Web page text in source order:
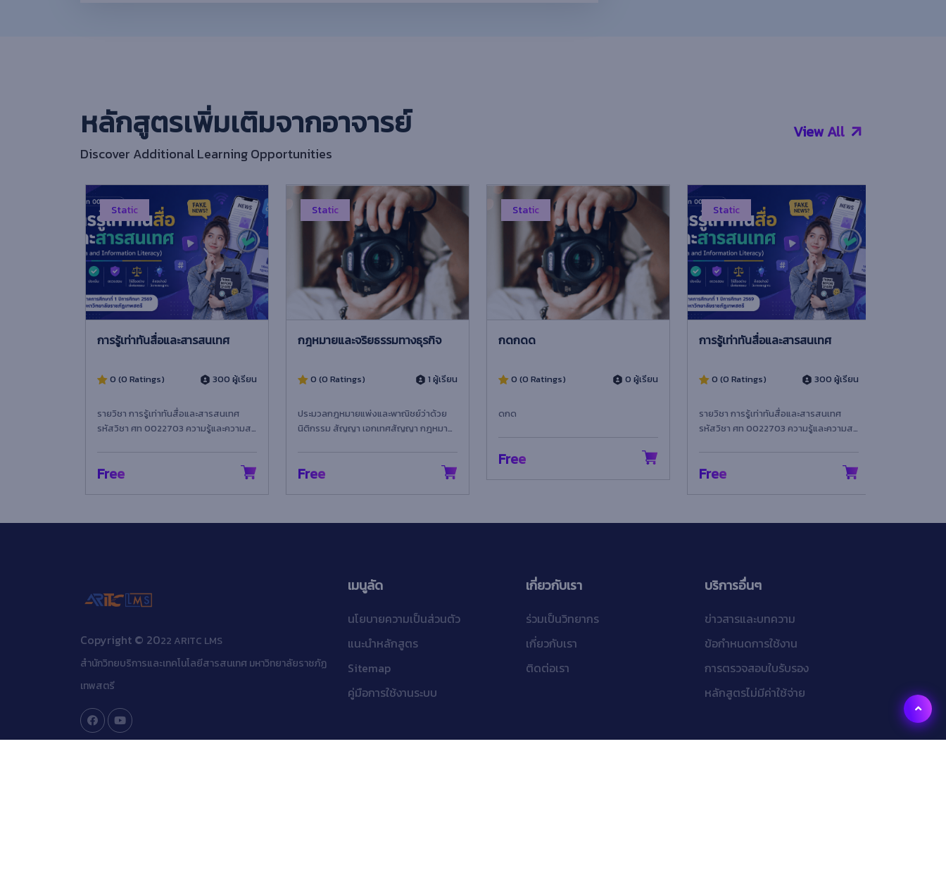
หลักสูตรเพิ่มเติมจากอาจารย์
Discover Additional Learning Opportunities
View All
Static
การรู้เท่าทันสื่อและสารสนเทศ
0 (0 Ratings) 300 ผู้เรียน
รายวิชา การรู้เท่าทันสื่อและสารสนเทศ
รหัสวิชา ศท 0022703 ความรู้และความสา
Free
Static
กฎหมายและจริยธรรมทางธุรกิจ
0 (0 Ratings) 1 ผู้เรียน
ประมวลกฎหมายแพ่งและพาณิชย์ว่าด้วย
นิติกรรม สัญญา เอกเทศสัญญา กฎหมาย
Free
Static
กดกดด
0 (0 Ratings) 0 ผู้เรียน
ดกด
Free
Static
การรู้เท่าทันสื่อและสารสนเทศ
0 (0 Ratings) 300 ผู้เรียน
รายวิชา การรู้เท่าทันสื่อและสารสนเทศ
รหัสวิชา ศท 0022703 ความรู้และความสา
Free
Copyright © 2022 ARITC LMS
สำนักวิทยบริการและเทคโนโลยีสารสนเทศ มหาวิทยาลัยราชภัฏ
เทพสตรี
เมนูลัด
นโยบายความเป็นส่วนตัว
แนะนำหลักสูตร
Sitemap
คู่มือการใช้งานระบบ
เกี่ยวกับเรา
ร่วมเป็นวิทยากร
เกี่ยวกับเรา
ติดต่อเรา
บริการอื่นๆ
ข่าวสารและบทความ
ข้อกำหนดการใช้งาน
การตรวจสอบใบรับรอง
หลักสูตรไม่มีค่าใช้จ่าย